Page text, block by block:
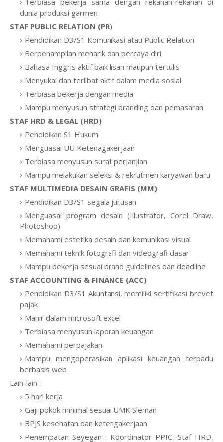
Terbiasa bekerja sama dengan rekanan-rekanan di
dunia produksi garmen
STAF PUBLIC RELATION (PR)
Pendidikan D3/S1 Komunikasi atau Public Relation
Berpenampilan menarik dan percaya diri
Bahasa Inggris aktif baik lisan maupun tertulis
Menyukai dan terlibat aktif dalam media sosial
Terbiasa bekerja dengan media
Mampu menyusun strategi branding dan pemasaran
STAF HRD & LEGAL (HRD)
Pendidikan S1 Hukum
Menguasai UU Ketenagakerjaan
Terbiasa menyusun surat perjanjian
Mampu melakukan seleksi & rekrutmen karyawan baru
STAF MULTIMEDIA DESAIN GRAFIS (MM)
Pendidikan D3/S1 segala jurusan
Menguasai program desain (Illustrator, Corel Draw,
Photoshop)
Memahami estetika desain dan komunikasi visual
Memahami teknik fotografi dan videografi dasar
Mampu bekerja sesuai brand guidelines dan deadline
STAF ACCOUNTING & FINANCE (ACC)
Pendidikan D3/S1 Akuntansi, memiliki sertifikasi brevet
pajak
Mahir dalam microsoft excel
Terbiasa menyusun laporan keuangan
Memahami perpajakan
Mampu mengoperasikan aplikasi keuangan terpadu
berbasis web
Lain-lain :
5 hari kerja
Gaji pokok minimal sesuai UMK Sleman
BPJS kesehatan dan ketengakerjaan
Penempatan Seyegan : Koordinator PPIC, Staf HRD,